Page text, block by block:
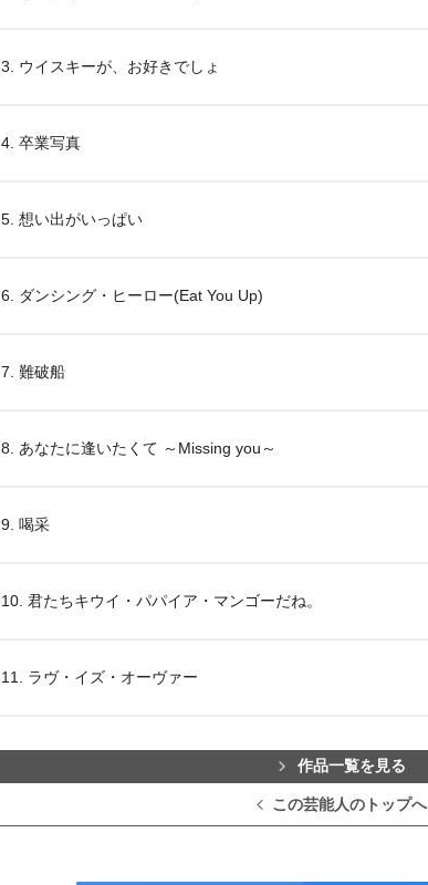
3. ウイスキーが、お好きでしょ
4. 卒業写真
5. 想い出がいっぱい
6. ダンシング・ヒーロー(Eat You Up)
7. 難破船
8. あなたに逢いたくて ～Missing you～
9. 喝采
10. 君たちキウイ・パパイア・マンゴーだね。
11. ラヴ・イズ・オーヴァー
作品一覧を見る
この芸能人のトップへ